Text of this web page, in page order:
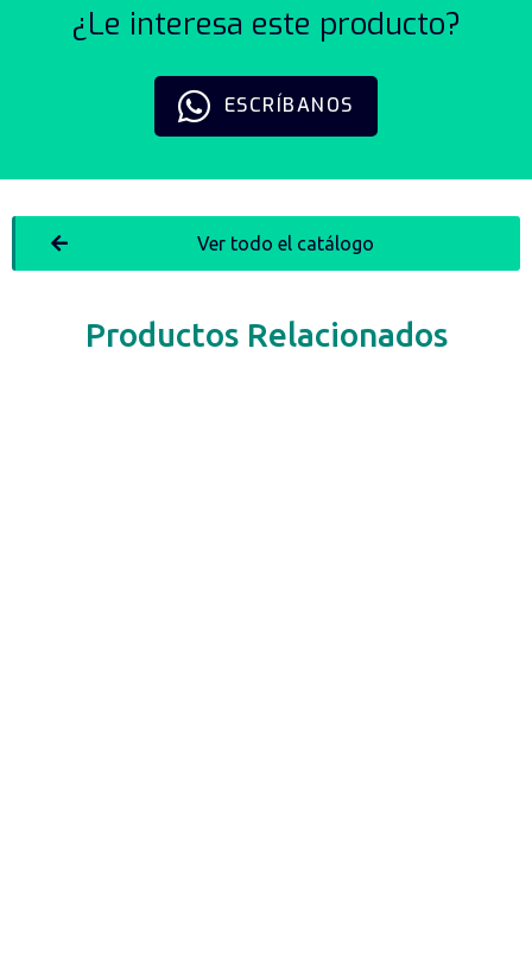
¿Le interesa este producto?
ESCRÍBANOS
Productos Relacionados
Ver todo el catálogo